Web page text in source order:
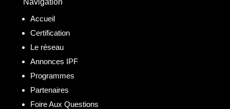
Accueil
Certification
Le réseau
Annonces IPF
Programmes
Partenaires
Foire Aux Questions